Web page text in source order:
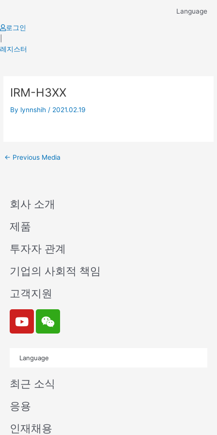
content
Language
로그인
레지스터
IRM-H3XX
By lynnshih / 2021.02.19
navigation
← Previous Media
회사 소개
제품
투자자 관계
기업의 사회적 책임
고객지원
Y
o
u
e
W
e
i
n
Language
최근 소식
응용
인재채용